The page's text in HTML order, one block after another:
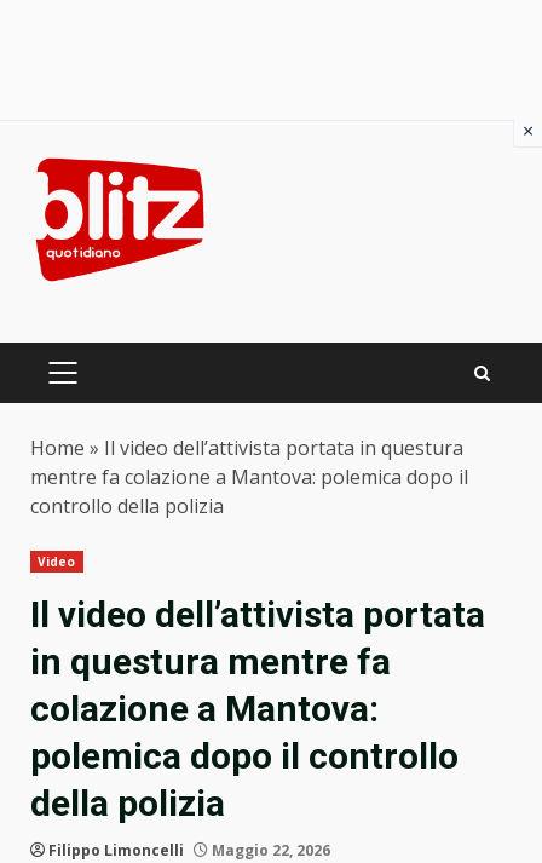
content
PRIMARY
Home » Il video dell’attivista portata in questura
mentre fa colazione a Mantova: polemica dopo il
controllo della polizia
Video
Il video dell’attivista portata
in questura mentre fa
colazione a Mantova:
polemica dopo il controllo
della polizia
Filippo Limoncelli Maggio 22, 2026
×